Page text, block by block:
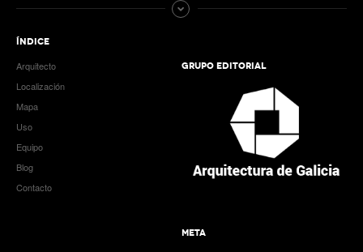
ÍNDICE
Arquitecto
Localización
Mapa
Uso
Equipo
Blog
Contacto
GRUPO EDITORIAL
META